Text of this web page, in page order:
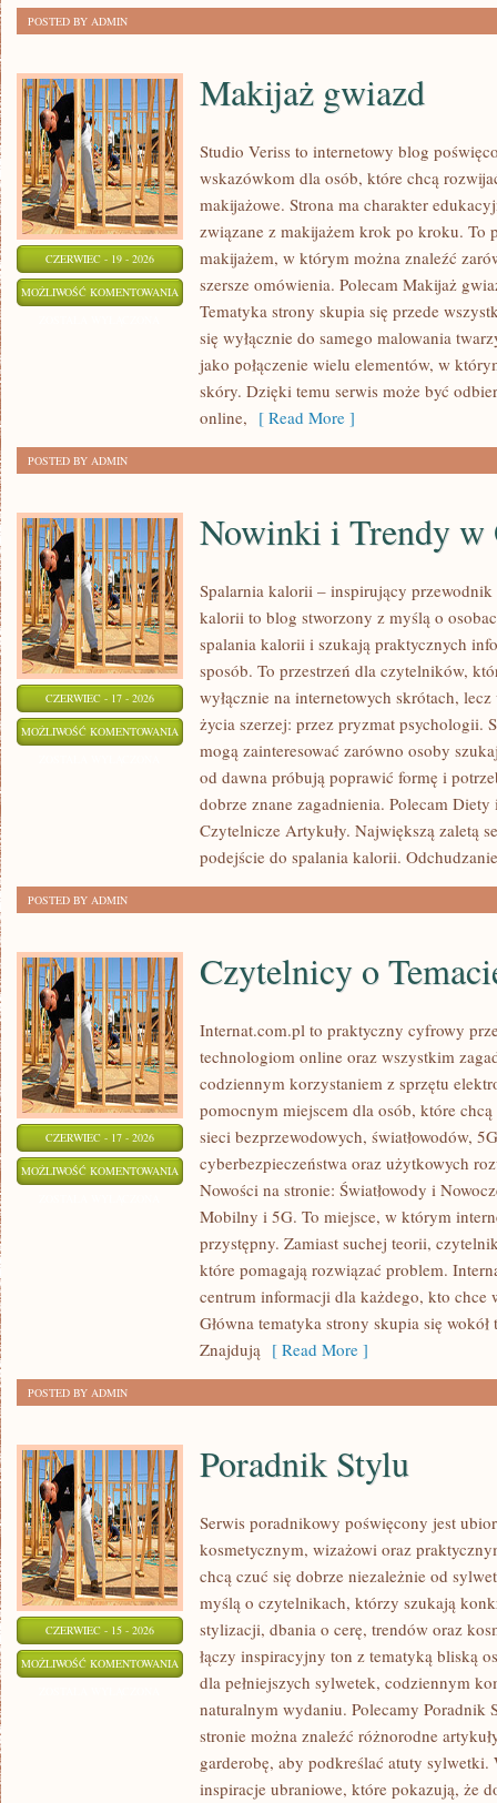
POSTED BY ADMIN
CZERWIEC - 19 - 2026
MOŻLIWOŚĆ KOMENTOWANIA MAKIJAŻ
GWIAZD
Makijaż gwiazd
Studio Veriss to internetowy blog
wskazówkom dla osób, które chcą
makijażowe. Strona ma charakter
związane z makijażem krok po kroku. To
makijażem, w którym można znaleźć
szersze omówienia. Polecam Makijaż
Tematyka strony skupia się przede
się wyłącznie do samego malowania
jako połączenie wielu elementów, w
skóry. Dzięki temu serwis może być
online, [ Read More ]
POSTED BY ADMIN
CZERWIEC - 17 - 2026
MOŻLIWOŚĆ KOMENTOWANIA NOWINKI
TRENDY
ODCHUDZANIU
Nowinki i Trendy w
Spalarnia kalorii – inspirujący
kalorii to blog stworzony z myślą o
spalania kalorii i szukają praktycznych
sposób. To przestrzeń dla czytelników,
wyłącznie na internetowych skrótach,
życia szerzej: przez pryzmat psychologii.
mogą zainteresować zarówno osoby
od dawna próbują poprawić formę i
dobrze znane zagadnienia. Polecam
Czytelnicze Artykuły. Największą zaletą
podejście do spalania kalorii. Odchudzanie
POSTED BY ADMIN
CZERWIEC - 17 - 2026
MOŻLIWOŚĆ KOMENTOWANIA CZYTELNICY
TEMACIE
Czytelnicy o
Internat.com.pl to praktyczny cyfrowy
technologiom online oraz wszystkim
codziennym korzystaniem z sprzętu
pomocnym miejscem dla osób, które
sieci bezprzewodowych, światłowodów,
cyberbezpieczeństwa oraz użytkowych
Nowości na stronie: Światłowody i
Mobilny i 5G. To miejsce, w którym
przystępny. Zamiast suchej teorii,
które pomagają rozwiązać problem.
centrum informacji dla każdego, kto chce
Główna tematyka strony skupia się
Znajdują [ Read More ]
POSTED BY ADMIN
CZERWIEC - 15 - 2026
MOŻLIWOŚĆ KOMENTOWANIA PORADNIK
STYLU
Poradnik Stylu
Serwis poradnikowy poświęcony jest
kosmetycznym, wizażowi oraz
chcą czuć się dobrze niezależnie od
myślą o czytelnikach, którzy szukają
stylizacji, dbania o cerę, trendów oraz
łączy inspiracyjny ton z tematyką bliską
dla pełniejszych sylwetek, codziennym
naturalnym wydaniu. Polecamy Poradnik
stronie można znaleźć różnorodne
garderobę, aby podkreślać atuty sylwetki.
inspiracje ubraniowe, które pokazują, że